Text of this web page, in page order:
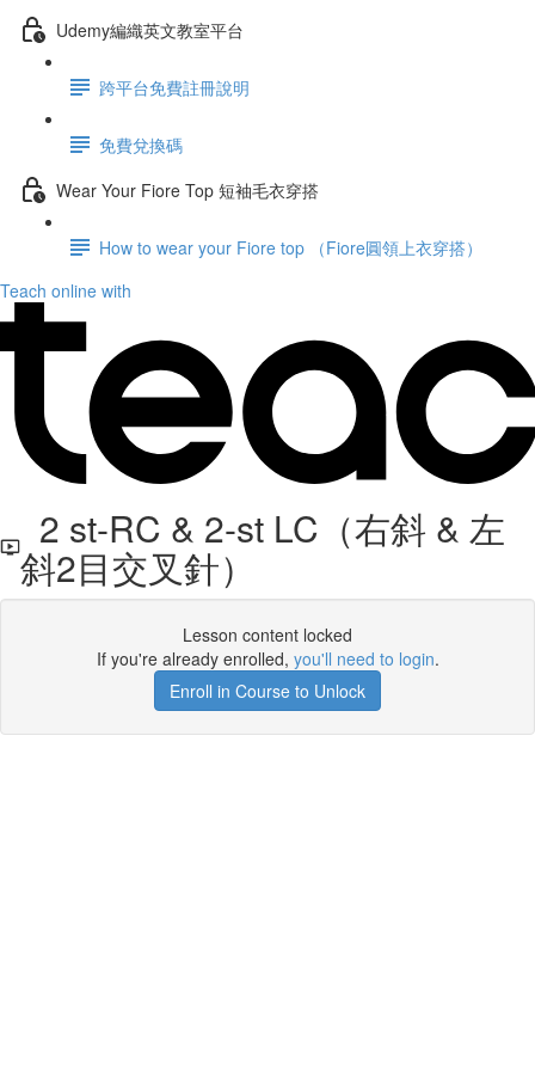
Udemy編織英文教室平台
跨平台免費註冊說明
免費兌換碼
Wear Your Fiore Top 短袖毛衣穿搭
How to wear your Fiore top （Fiore圓領上衣穿搭）
Teach online with
2 st-RC & 2-st LC（右斜 & 左
斜2目交叉針）
Lesson content locked
If you're already enrolled, you'll need to login.
Enroll in Course to Unlock